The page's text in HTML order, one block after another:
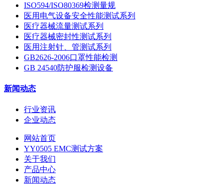
ISO594/ISO80369检测量规
医用电气设备安全性能测试系列
医疗器械流量测试系列
医疗器械密封性测试系列
医用注射针、管测试系列
GB2626-2006口罩性能检测
GB 24540防护服检测设备
新闻动态
行业资讯
企业动态
网站首页
YY0505 EMC测试方案
关于我们
产品中心
新闻动态